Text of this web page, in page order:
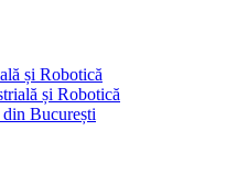
și Robotică
și Robotică
București